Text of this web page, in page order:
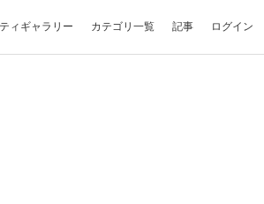
ィギャラリー カテゴリ一覧 記事 ログイン